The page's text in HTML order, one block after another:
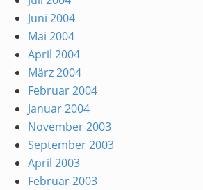
Juni 2004
Mai 2004
April 2004
März 2004
Februar 2004
Januar 2004
November 2003
September 2003
April 2003
Februar 2003